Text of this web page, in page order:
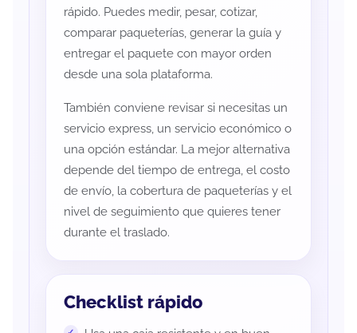
rápido. Puedes medir, pesar, cotizar,
comparar paqueterías, generar la guía y
entregar el paquete con mayor orden
desde una sola plataforma.
También conviene revisar si necesitas un
servicio express, un servicio económico o
una opción estándar. La mejor alternativa
depende del tiempo de entrega, el costo
de envío, la cobertura de paqueterías y el
nivel de seguimiento que quieres tener
durante el traslado.
Checklist rápido